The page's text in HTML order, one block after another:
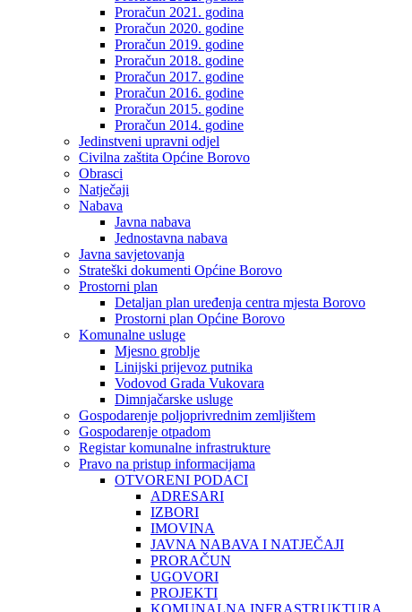
Proračun 2021. godina
Proračun 2020. godine
Proračun 2019. godine
Proračun 2018. godine
Proračun 2017. godine
Proračun 2016. godine
Proračun 2015. godine
Proračun 2014. godine
Jedinstveni upravni odjel
Civilna zaštita Općine Borovo
Obrasci
Natječaji
Nabava
Javna nabava
Jednostavna nabava
Javna savjetovanja
Strateški dokumenti Općine Borovo
Prostorni plan
Detaljan plan uređenja centra mjesta Borovo
Prostorni plan Općine Borovo
Komunalne usluge
Mjesno groblje
Linijski prijevoz putnika
Vodovod Grada Vukovara
Dimnjačarske usluge
Gospodarenje poljoprivrednim zemljištem
Gospodarenje otpadom
Registar komunalne infrastrukture
Pravo na pristup informacijama
OTVORENI PODACI
ADRESARI
IZBORI
IMOVINA
JAVNA NABAVA I NATJEČAJI
PRORAČUN
UGOVORI
PROJEKTI
KOMUNALNA INFRASTRUKTURA